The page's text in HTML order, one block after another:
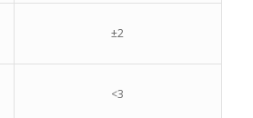
±2
<3